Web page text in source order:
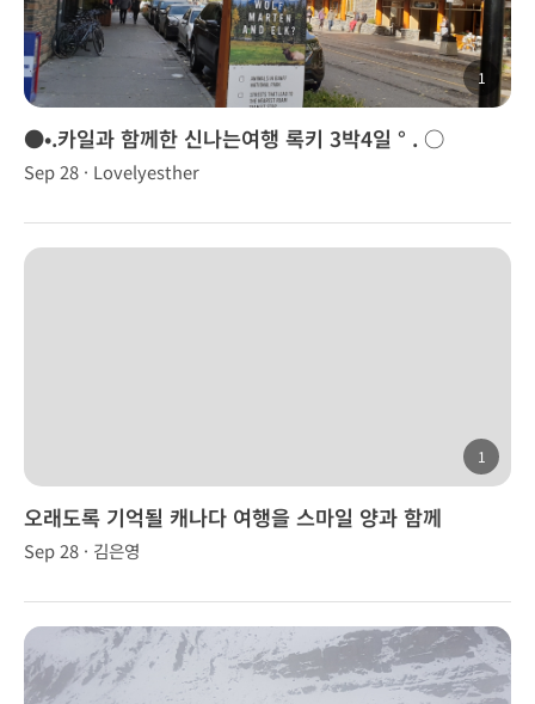
1
●•.카일과 함께한 신나는여행 록키 3박4일 ° . ○
Sep 28 · Lovelyesther
1
오래도록 기억될 캐나다 여행을 스마일 양과 함께
Sep 28 · 김은영